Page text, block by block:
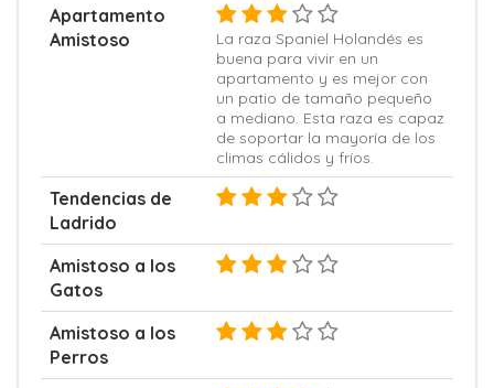
Apartamento
Amistoso
La raza Spaniel Holandés es
buena para vivir en un
apartamento y es mejor con
un patio de tamaño pequeño
a mediano. Esta raza es capaz
de soportar la mayoría de los
climas cálidos y fríos.
Tendencias de
Ladrido
Amistoso a los
Gatos
Amistoso a los
Perros